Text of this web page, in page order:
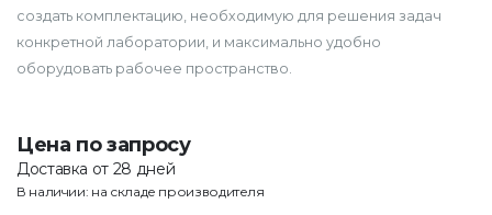
создать комплектацию, необходимую для решения задач
конкретной лаборатории, и максимально удобно
оборудовать рабочее пространство.
Цена по запросу
Доставка от 28 дней
В наличии: на складе производителя